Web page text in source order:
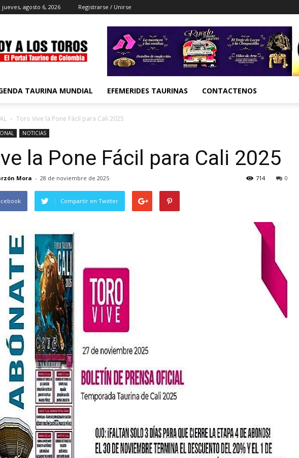
jueves, agosto 6, 2026 Registrarse / Unirse
TAURINA MUNDIAL EFEMERIDES TAURINAS CONTACTENOS
Toro Vive la Pone Fácil para Cali 2025
NOTICIAS
la Pone Fácil para Cali 2025
Mora - 28 de noviembre de 2025 0
714
Compartir en Twitter